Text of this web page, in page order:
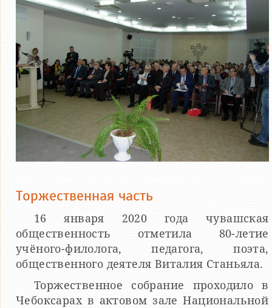
Торжественная часть
16 января 2020 года чувашская
общественность отметила 80-летие
учёного-филолога, педагога, поэта,
общественного деятеля Виталия Станьяла.
Торжественное собрание проходило в
Чебоксарах в актовом зале Национальной